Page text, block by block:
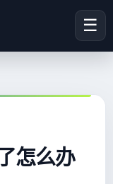
☰
怎么办